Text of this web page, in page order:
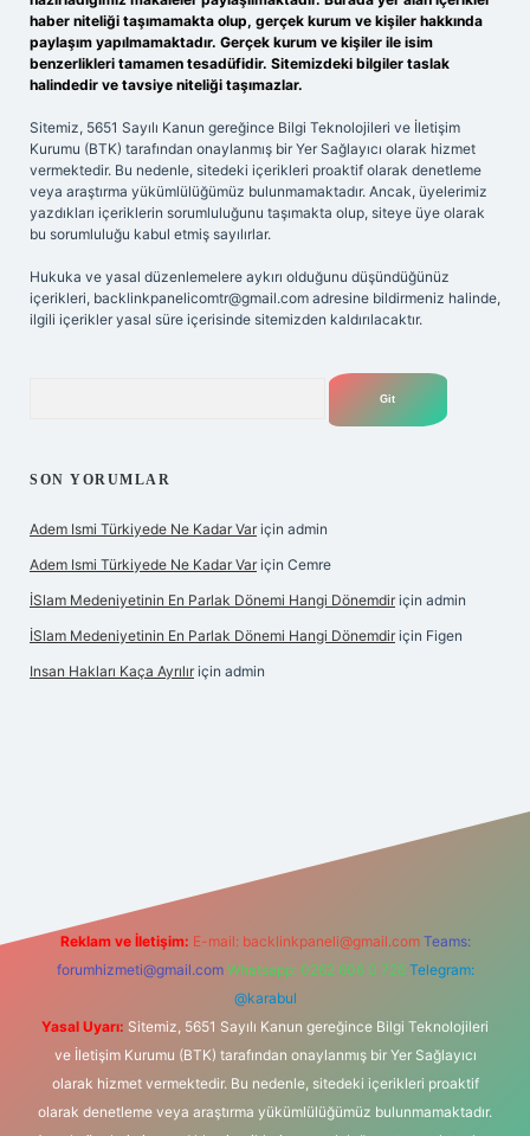
haber niteliği taşımamakta olup, gerçek kurum ve kişiler hakkında
paylaşım yapılmamaktadır. Gerçek kurum ve kişiler ile isim
benzerlikleri tamamen tesadüfidir. Sitemizdeki bilgiler taslak
halindedir ve tavsiye niteliği taşımazlar.
Sitemiz, 5651 Sayılı Kanun gereğince Bilgi Teknolojileri ve İletişim
Kurumu (BTK) tarafından onaylanmış bir Yer Sağlayıcı olarak hizmet
vermektedir. Bu nedenle, sitedeki içerikleri proaktif olarak denetleme
veya araştırma yükümlülüğümüz bulunmamaktadır. Ancak, üyelerimiz
yazdıkları içeriklerin sorumluluğunu taşımakta olup, siteye üye olarak
bu sorumluluğu kabul etmiş sayılırlar.
Hukuka ve yasal düzenlemelere aykırı olduğunu düşündüğünüz
içerikleri, backlinkpanelicomtr@gmail.com adresine bildirmeniz halinde,
ilgili içerikler yasal süre içerisinde sitemizden kaldırılacaktır.
SON YORUMLAR
Adem Ismi Türkiyede Ne Kadar Var için admin
Adem Ismi Türkiyede Ne Kadar Var için Cemre
İSlam Medeniyetinin En Parlak Dönemi Hangi Dönemdir için admin
İSlam Medeniyetinin En Parlak Dönemi Hangi Dönemdir için Figen
Insan Hakları Kaça Ayrılır için admin
Reklam ve İletişim: E-mail: backlinkpaneli@gmail.com Teams:
forumhizmeti@gmail.com Whatsapp: 0262 606 0 726 Telegram:
@karabul
Yasal Uyarı: Sitemiz, 5651 Sayılı Kanun gereğince Bilgi Teknolojileri
ve İletişim Kurumu (BTK) tarafından onaylanmış bir Yer Sağlayıcı
olarak hizmet vermektedir. Bu nedenle, sitedeki içerikleri proaktif
olarak denetleme veya araştırma yükümlülüğümüz bulunmamaktadır.